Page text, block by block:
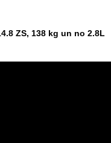
ZS, 138 kg un no 2.8L